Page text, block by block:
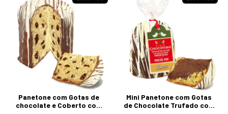
Panetone com Gotas de
chocolate e Coberto com
Mini Panetone com Gotas
de Chocolate Trufado com